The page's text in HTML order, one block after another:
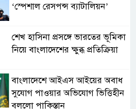
‘স্পেশাল রেসপন্স ব্যাটালিয়ন’
শেখ হাসিনা প্রসঙ্গে ভারতের ভূমিকা
নিয়ে বাংলাদেশের ক্ষুব্ধ প্রতিক্রিয়া
বাংলাদেশে আইএস আইয়ের অবাধ
সুযোগ পাওয়ার অভিযোগ ভিত্তিহীন
বললো পাকিস্তান